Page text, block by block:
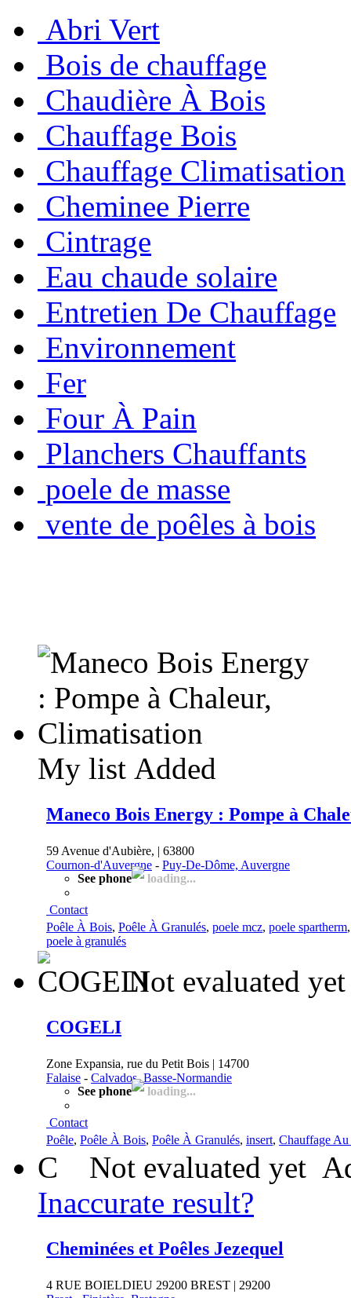
Abri Vert
Bois de chauffage
Chaudière À Bois
Chauffage Bois
Chauffage Climatisation
Cheminee Pierre
Cintrage
Eau chaude solaire
Entretien De Chauffage
Environnement
Fer
Four À Pain
Planchers Chauffants
poele de masse
vente de poêles à bois
My list Added
Maneco Bois Energy : Pompe à
59 Avenue d'Aubière, | 63800
Cournon-d'Auvergne - Puy-De-Dôme, Auvergne
See phone
loading...
Contact
Poêle À Bois, Poêle À Granulés, poele mcz, poele spartherm
poele à granulés
Not evaluated yet
COGELI
Zone Expansia, rue du Petit Bois | 14700
Falaise - Calvados, Basse-Normandie
See phone
loading...
Contact
Poêle, Poêle À Bois, Poêle À Granulés, insert, Chauffage
C Not evaluated yet
Inaccurate result?
Cheminées et Poêles Jezequel
4 RUE BOIELDIEU 29200 BREST | 29200